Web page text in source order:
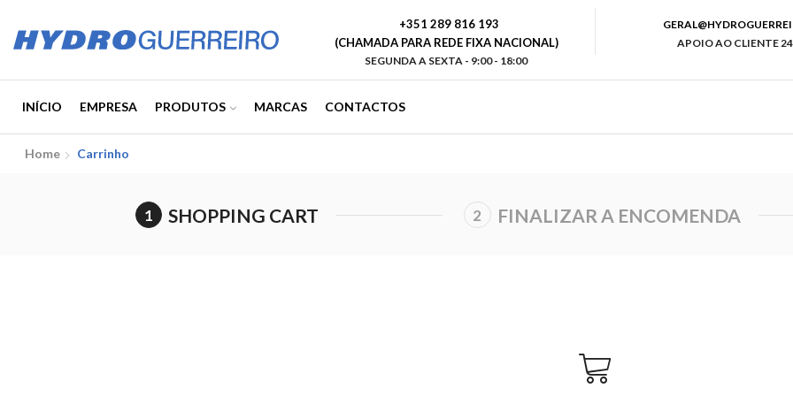
+351 289 816 193
(CHAMADA PARA REDE FIXA NACIONAL)
SEGUNDA A SEXTA - 9:00 - 18:00
APOIO AO CLIENTE
INÍCIO EMPRESA PRODUTOS MARCAS CONTACTOS
Home Carrinho
SHOPPING CART FINALIZAR A ENCOMENDA